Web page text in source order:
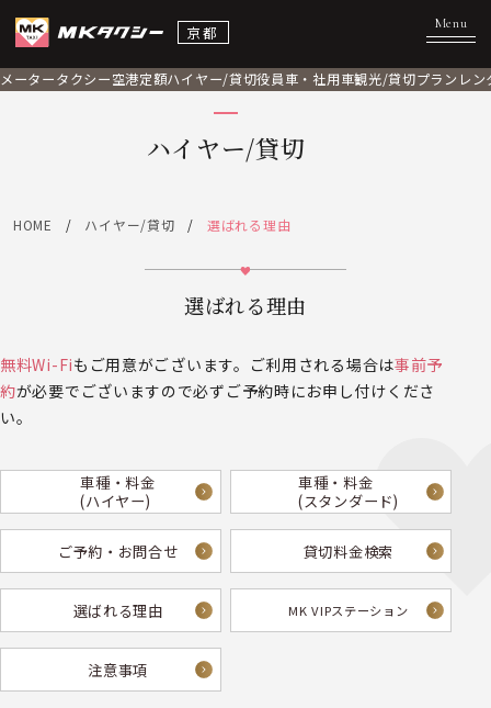
京都
メータータクシー空港定額ハイヤー/貸切役員車・社用車観光/貸切プラン レ
ハイヤー/貸切
HOME ハイヤー/貸切 選ばれる理由
選ばれる理由
無料Wi-Fiもご用意がございます。ご利用される場合は事前予
約が必要でございますので必ずご予約時にお申し付けくださ
い。
車種・料金
(ハイヤー)
車種・料金
(スタンダード)
ご予約・お問合せ 貸切料金検索
選ばれる理由 MK VIPステーション
注意事項